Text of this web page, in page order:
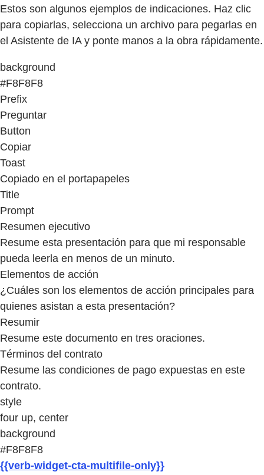
Estos son algunos ejemplos de indicaciones. Haz clic
para copiarlas, selecciona un archivo para pegarlas en
el Asistente de IA y ponte manos a la obra rápidamente.
background
#F8F8F8
Prefix
Preguntar
Button
Copiar
Toast
Copiado en el portapapeles
Title
Prompt
Resumen ejecutivo
Resume esta presentación para que mi responsable
pueda leerla en menos de un minuto.
Elementos de acción
¿Cuáles son los elementos de acción principales para
quienes asistan a esta presentación?
Resumir
Resume este documento en tres oraciones.
Términos del contrato
Resume las condiciones de pago expuestas en este
contrato.
style
four up, center
background
#F8F8F8
{{verb-widget-cta-multifile-only}}